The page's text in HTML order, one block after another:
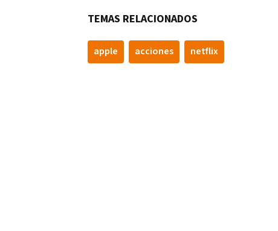
TEMAS RELACIONADOS
apple acciones netflix